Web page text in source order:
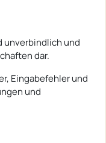
unverbindlich und
dar.
Eingabefehler und
und